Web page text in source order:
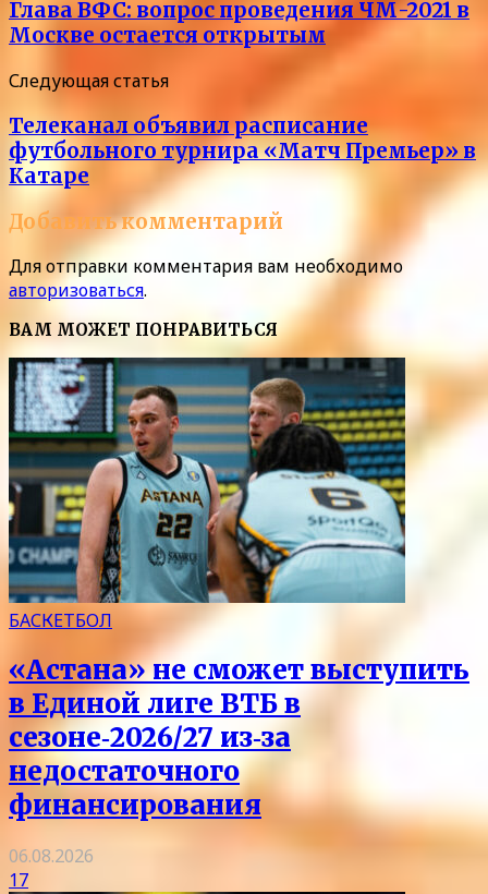
Глава ВФС: вопрос проведения ЧМ-2021 в
Москве остается открытым
Следующая статья
Телеканал объявил расписание
футбольного турнира «Матч Премьер» в
Катаре
Добавить комментарий
Для отправки комментария вам необходимо
авторизоваться.
ВАМ МОЖЕТ ПОНРАВИТЬСЯ
БАСКЕТБОЛ
«Астана» не сможет выступить
в Единой лиге ВТБ в
сезоне‑2026/27 из‑за
недостаточного
финансирования
06.08.2026
17